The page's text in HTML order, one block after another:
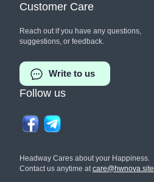
Customer Care
Reach out if you have any questions,
suggestions, or feedback.
Write to us
Follow us
Headway Cares about your Happiness.
Contact us anytime atcare@hwnova.site